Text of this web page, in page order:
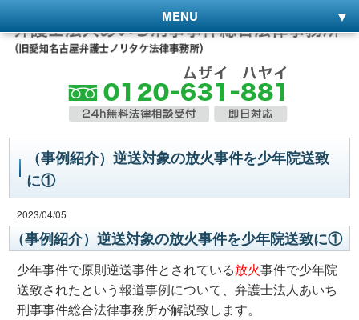
MENU
（事例紹介）逆送対象の放火事件を少年院送致
に①
2023/04/05
（事例紹介）逆送対象の放火事件を少年院送致に①
少年事件で原則逆送事件とされている放火事件で少年院
送致されたという報道事例について、弁護士法人あいち
刑事事件総合法律事務所が解説致します。